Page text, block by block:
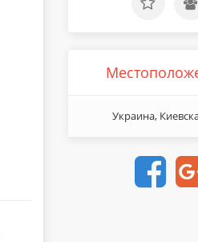
Украина,